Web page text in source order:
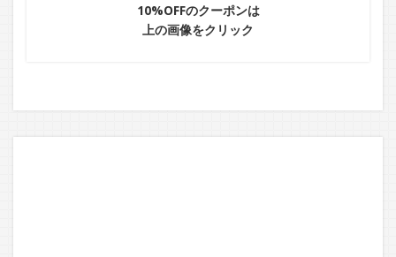
10%OFFのクーポンは
上の画像をクリック